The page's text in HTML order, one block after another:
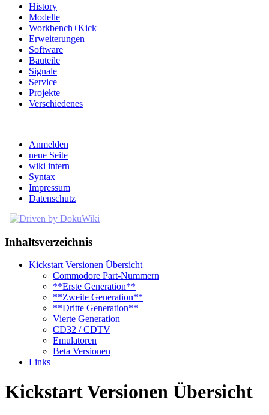
History
Modelle
Workbench+Kick
Erweiterungen
Software
Bauteile
Signale
Service
Projekte
Verschiedenes
Anmelden
neue Seite
wiki intern
Syntax
Impressum
Datenschutz
Inhaltsverzeichnis
Kickstart Versionen Übersicht
Commodore Part-Nummern
**Erste Generation**
**Zweite Generation**
**Dritte Generation**
Vierte Generation
CD32 / CDTV
Emulatoren
Beta Versionen
Links
Kickstart Versionen Übersicht